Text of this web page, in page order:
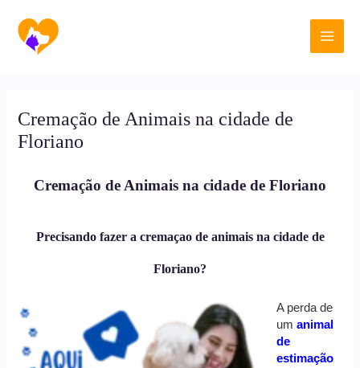
para
conteúdo
Main
Cremação de Animais na cidade de
Floriano
Cremação de Animais na cidade de Floriano
Precisando fazer a cremaçao de animais na cidade de
Floriano?
A perda de
umanimal
de
estimação